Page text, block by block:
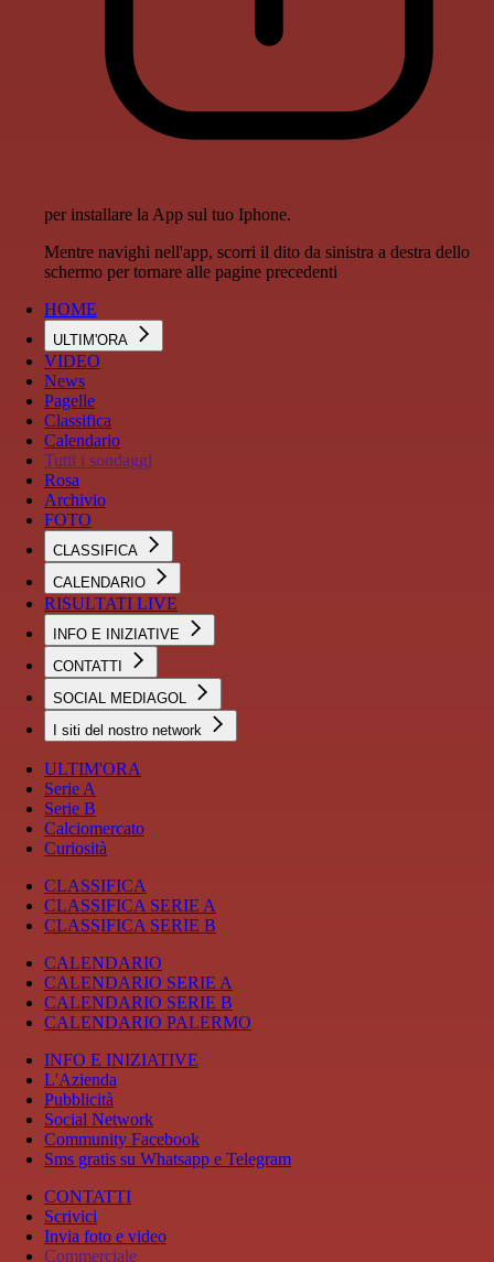
per installare la App sul tuo Iphone.
Mentre navighi nell'app, scorri il dito da sinistra a destra dello
schermo per tornare alle pagine precedenti
HOME
ULTIM'ORA
VIDEO
News
Pagelle
Classifica
Calendario
Tutti i sondaggi
Rosa
Archivio
FOTO
CLASSIFICA
CALENDARIO
RISULTATI LIVE
INFO E INIZIATIVE
CONTATTI
SOCIAL MEDIAGOL
I siti del nostro network
ULTIM'ORA
Serie A
Serie B
Calciomercato
Curiosità
CLASSIFICA
CLASSIFICA SERIE A
CLASSIFICA SERIE B
CALENDARIO
CALENDARIO SERIE A
CALENDARIO SERIE B
CALENDARIO PALERMO
INFO E INIZIATIVE
L'Azienda
Pubblicità
Social Network
Community Facebook
Sms gratis su Whatsapp e Telegram
CONTATTI
Scrivici
Invia foto e video
Commerciale